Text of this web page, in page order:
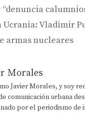
Ucrania: Vladimir
armas nucleares
Morales
Javier Morales, y soy
comunicación urbana
por el periodismo de